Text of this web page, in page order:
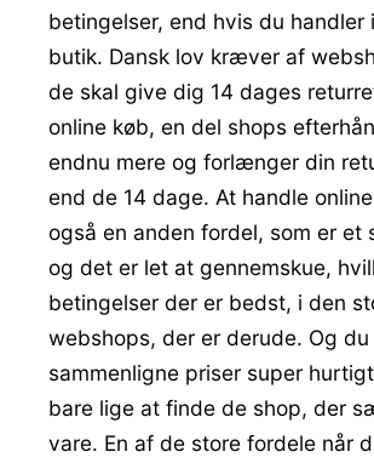
betingelser, end hvis du handler
butik. Dansk lov kræver af
de skal give dig 14 dages
online køb, en del shops
endnu mere og forlænger din
end de 14 dage. At handle
også en anden fordel, som er et
og det er let at gennemskue,
betingelser der er bedst, i den
webshops, der er derude. Og
sammenligne priser super
bare lige at finde de shop, der
vare. En af de store fordele når